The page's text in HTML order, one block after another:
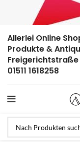
Allerlei Online
Produkte &
Freigerichtstraße
01511 1618258